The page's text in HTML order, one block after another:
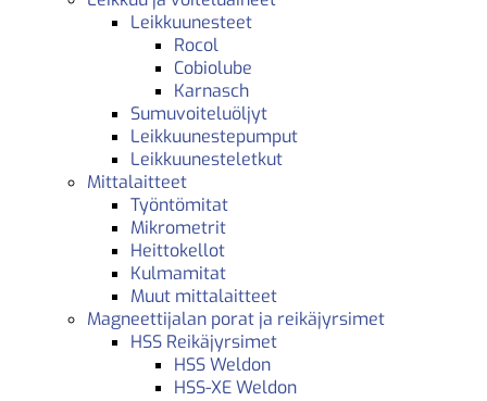
Leikkuunesteet
Rocol
Cobiolube
Karnasch
Sumuvoiteluöljyt
Leikkuunestepumput
Leikkuunesteletkut
Mittalaitteet
Työntömitat
Mikrometrit
Heittokellot
Kulmamitat
Muut mittalaitteet
Magneettijalan porat ja reikäjyrsimet
HSS Reikäjyrsimet
HSS Weldon
HSS-XE Weldon